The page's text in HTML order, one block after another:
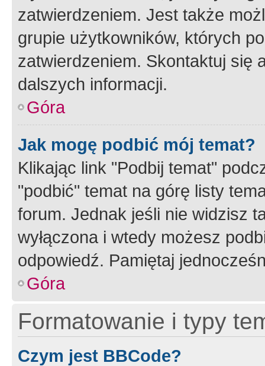
zatwierdzeniem. Jest także
grupie użytkowników, których
zatwierdzeniem. Skontaktuj się
dalszych informacji.
Góra
Jak mogę podbić mój temat?
Klikając link "Podbij temat"
"podbić" temat na górę listy
forum. Jednak jeśli nie widzisz
wyłączona i wtedy możesz
odpowiedź. Pamiętaj
Góra
Formatowanie i typy
Czym jest BBCode?